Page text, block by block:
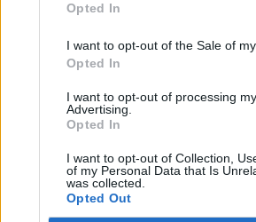
Opted In
I want to opt-out of the Sale of
Opted In
I want to opt-out of processing
Advertising.
Opted In
I want to opt-out of Collection,
of my Personal Data that Is
was collected.
Opted Out